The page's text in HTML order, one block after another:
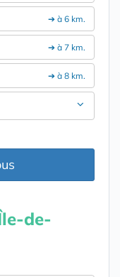
➔ à 6 km.
➔ à 7 km.
➔ à 8 km.
de-